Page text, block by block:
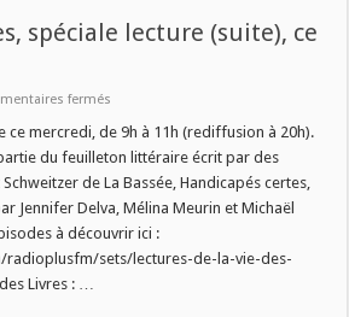
spéciale lecture (suite), ce
fermés
Vie
Livres,
spéciale
lecture
(suite),
mercredi!
ce mercredi, de 9h à 11h (rediffusion à 20h).
du feuilleton littéraire écrit par des
de La Bassée, Handicapés certes,
Jennifer Delva, Mélina Meurin et Michaël
à découvrir ici :
radioplusfm/sets/lectures-de-la-vie-des-
Livres : …